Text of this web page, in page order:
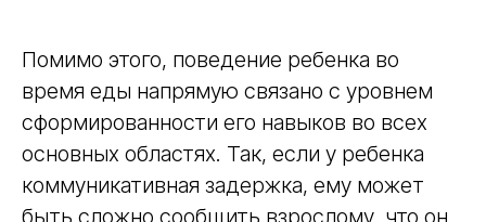
Помимо этого, поведение ребенка во
время еды напрямую связано с уровнем
сформированности его навыков во всех
основных областях. Так, если у ребенка
коммуникативная задержка, ему может
быть сложно сообщить взрослому, что он